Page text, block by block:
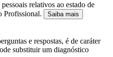
relativos ao estado de
Profissional.
Saiba mais
e respostas, é de caráter
substituir um diagnóstico